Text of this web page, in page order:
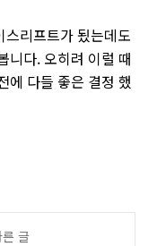
리프트가 됬는데도
니다. 오히려 이럴 때
에 다들 좋은 결정 했
글